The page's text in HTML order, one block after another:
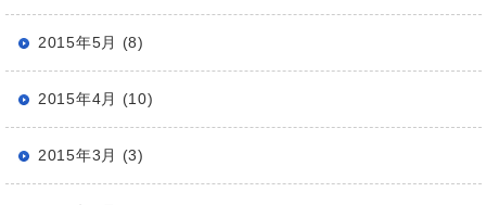
2015年5月 (8)
2015年4月 (10)
2015年3月 (3)